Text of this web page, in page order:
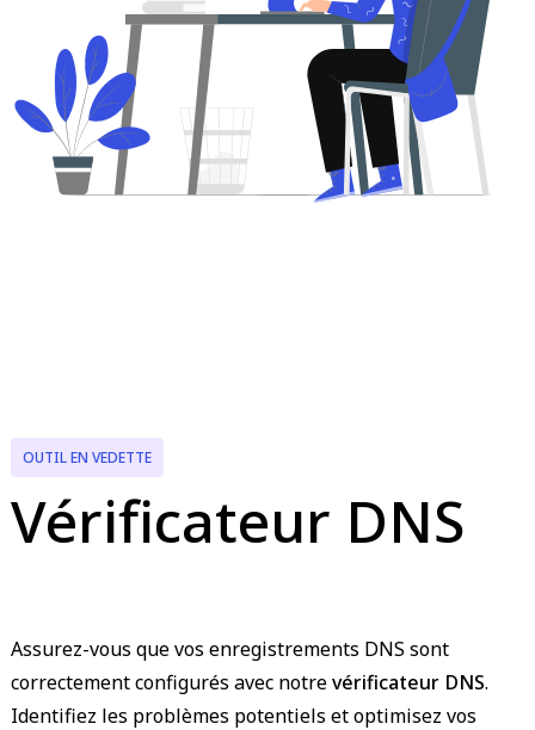
OUTIL EN VEDETTE
Vérificateur DNS
Assurez-vous que vos enregistrements DNS sont
correctement configurés avec notrevérificateur DNS.
Identifiez les problèmes potentiels et optimisez vos